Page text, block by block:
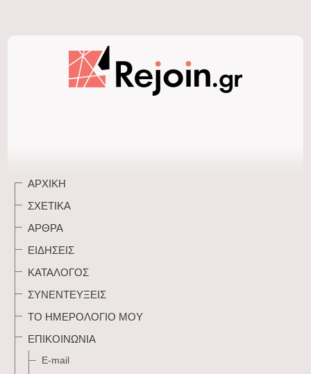
ΑΡΧΙΚΉ
ΣΧΕΤΙΚΆ
ΆΡΘΡΑ
ΕΙΔΉΣΕΙΣ
ΚΑΤΆΛΟΓΟΣ
ΣΥΝΕΝΤΕΎΞΕΙΣ
ΤΟ ΗΜΕΡΟΛΌΓΙΌ ΜΟΥ
ΕΠΙΚΟΙΝΩΝΊΑ
E-mail